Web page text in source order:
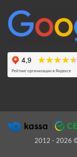
2012 - 2026